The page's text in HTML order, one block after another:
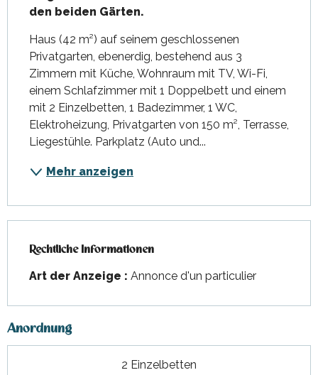
den beiden Gärten.
Haus (42 m²) auf seinem geschlossenen
Privatgarten, ebenerdig, bestehend aus 3
Zimmern mit Küche, Wohnraum mit TV, Wi-Fi,
einem Schlafzimmer mit 1 Doppelbett und einem
mit 2 Einzelbetten, 1 Badezimmer, 1 WC,
Elektroheizung, Privatgarten von 150 m², Terrasse,
Liegestühle. Parkplatz (Auto und...
Mehr anzeigen
Rechtliche Informationen
Rechtliche Informationen
Art der Anzeige : Annonce d'un particulier
Anordnung
2 Einzelbetten